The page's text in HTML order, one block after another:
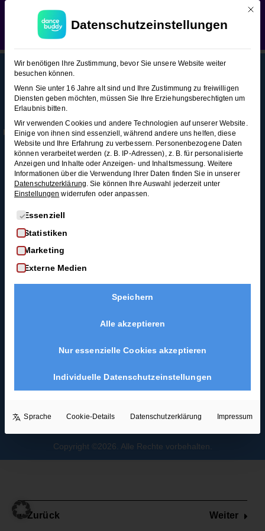
WEDDING SEASON SALE:
Hochzeitstanzkurse!Verwerfen
Blues (Figuren-Snacks)
Blues
(Figuren-
Snacks)
8
Pendel &
Variationen
2 Minuten
Grundschritt
3 Minuten
Swing
In
2
2 Minuten
Promenade
3 Minuten
This content is protected, pleaseloginand
Zurück Weiter
iches
AGB
Datenschutz
Widerrufsrecht
Impressum
Infos
Membership
Kontakt
FAQ
Alle Blogartikel
Schwungvoll
durchstarten: Swing
tanzen für
Anfänger*innen
Guide
Copyright ©2026. Alle Rechte vorbehalten.
Mit
Datenschutzeinstellungen
Wir benötigen Ihre Zustimmung, bevor Sie unsere Website weiter
besuchen können.
Wenn Sie unter 16 Jahre alt sind und Ihre Zustimmung zu freiwilligen
Diensten geben möchten, müssen Sie Ihre Erziehungsberechtigten um
Erlaubnis bitten.
Wir verwenden Cookies und andere Technologien auf unserer Website.
Einige von ihnen sind essenziell, während andere uns helfen, diese
Website und Ihre Erfahrung zu verbessern. Personenbezogene Daten
können verarbeitet werden (z. B. IP-Adressen), z. B. für personalisierte
Anzeigen und Inhalte oder Anzeigen- und Inhaltsmessung. Weitere
Informationen über die Verwendung Ihrer Daten finden Sie in unserer
Datenschutzerklärung. Sie können Ihre Auswahl jederzeit unter
Einstellungen widerrufen oder anpassen.
Es folgt eine Liste der Service-Gruppen, für die eine
Essenziell
Statistiken
Marketing
Externe Medien
Speichern
Alle akzeptieren
Nur essenzielle Cookies akzeptieren
Individuelle Datenschutzeinstellungen
Sprache Cookie-Details Datenschutzerklärung Impressum